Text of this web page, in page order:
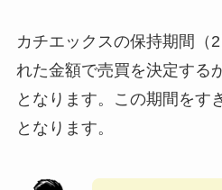
カチエックスの保持期間（
れた金額で売買を決定する
となります。この期間をす
となります。